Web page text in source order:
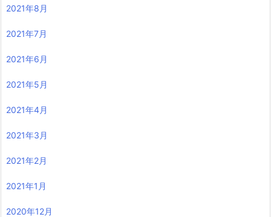
2021年8月
2021年7月
2021年6月
2021年5月
2021年4月
2021年3月
2021年2月
2021年1月
2020年12月